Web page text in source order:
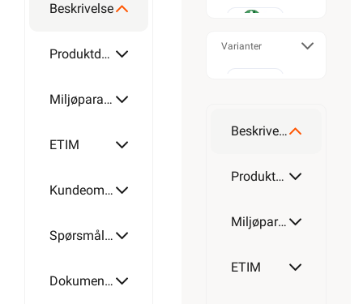
Trippel
240mm²
Beskrivelse
Produktdetaljer
Miljøparametere
ETIM
Kundeomtale
Spørsmål og svar
Dokumentasjon
Trippel
Varianter
95mm²
Beskrivelse
Produktdetaljer
Miljøparametere
ETIM